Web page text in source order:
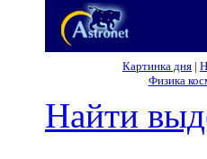
Картинка дня |
Физика
Найти